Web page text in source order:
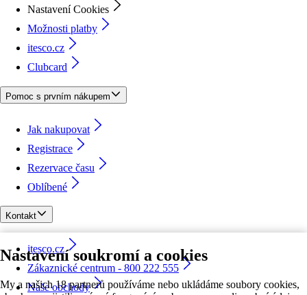
Nastavení soukromí a cookies
My a našich 18 partnerů používáme nebo ukládáme soubory cookies,
Nastavení Cookies
Možnosti platby
itesco.cz
Clubcard
Pomoc s prvním nákupem
Jak nakupovat
Registrace
Rezervace času
Oblíbené
Kontakt
itesco.cz
Zákaznické centrum - 800 222 555
Naše obchody